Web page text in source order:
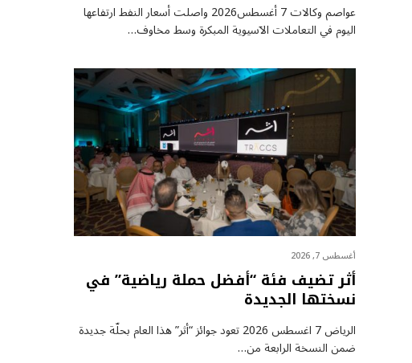
عواصم وكالات 7 أغسطس2026 واصلت أسعار ⁠النفط ارتفاعها
اليوم في التعاملات الآسيوية المبكرة وسط مخاوف…
أغسطس 7, 2026
أثر تضيف فئة “أفضل حملة رياضية” في
نسختها الجديدة
الرياض 7 اغسطس 2026 تعود جوائز “أثر” هذا العام بحلّة جديدة
ضمن النسخة الرابعة من…